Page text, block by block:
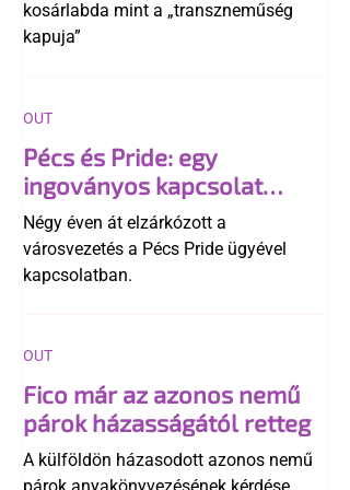
kosárlabda mint a „transzneműség
kapuja”
Pécs és Pride: egy
ingoványos kapcsolat
története
Négy éven át elzárkózott a
városvezetés a Pécs Pride ügyével
kapcsolatban.
OUT
Fico már az azonos nemű
párok házasságától retteg
A külföldön házasodott azonos nemű
OUT